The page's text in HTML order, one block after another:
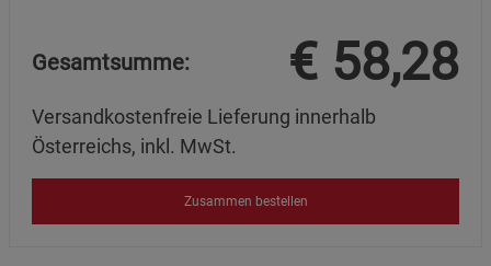
Gesamtsumme: € 58,28
Versandkostenfreie Lieferung innerhalb
Österreichs, inkl. MwSt.
Zusammen bestellen